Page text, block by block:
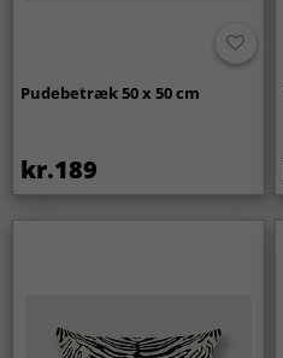
Pudebetræk 50 x 50 cm
kr.189